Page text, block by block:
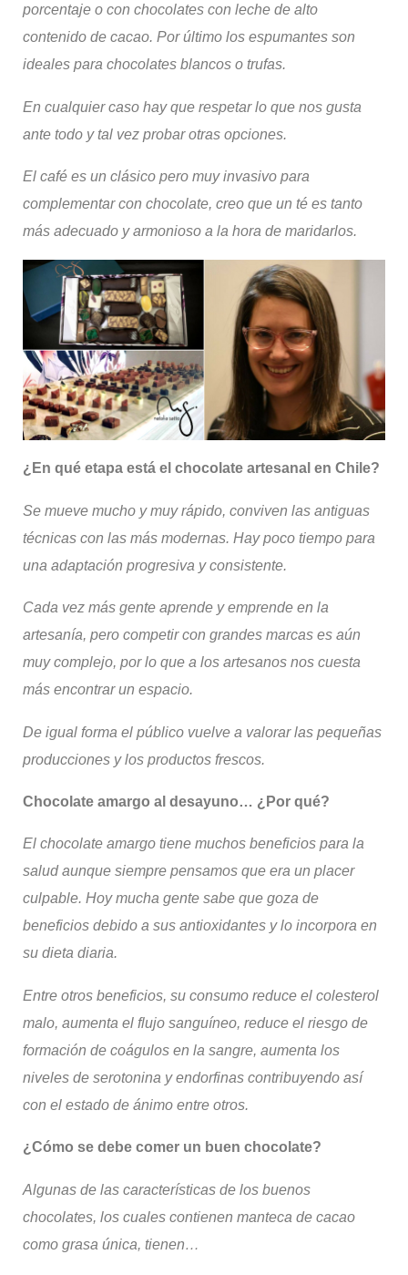
porcentaje o con chocolates con leche de alto
contenido de cacao. Por último los espumantes son
ideales para chocolates blancos o trufas.
En cualquier caso hay que respetar lo que nos gusta
ante todo y tal vez probar otras opciones.
El café es un clásico pero muy invasivo para
complementar con chocolate, creo que un té es tanto
más adecuado y armonioso a la horademaridarlos.
¿En qué etapa está el chocolate artesanal en Chile?
Se mueve mucho y muy rápido, conviven las antiguas
técnicas con las más modernas. Hay poco tiempo para
una adaptación progresiva y consistente.
Cada vez más gente aprende y emprende en la
artesanía, pero competir con grandes marcas es aún
muy complejo, por lo que a los artesanos nos cuesta
más encontrar un espacio.
De igual forma el público vuelve a valorar las pequeñas
producciones y los productos frescos.
Chocolate amargo al desayuno… ¿Por qué?
El chocolate amargo tiene muchos beneficios para la
salud aunque siempre pensamos que era un placer
culpable. Hoy mucha gente sabe que goza de
beneficios debido a sus antioxidantes y lo incorpora en
su dieta diaria.
Entre otros beneficios, su consumo reduce el colesterol
malo, aumenta el flujo sanguíneo, reduce el riesgo de
formación de coágulos en la sangre, aumenta los
niveles de serotonina y endorfinas contribuyendo así
con el estado de ánimo entre otros.
¿Cómo se debe comer un buen chocolate?
Algunas de las características de los buenos
chocolates, los cuales contienen manteca de cacao
como grasa única, tienen…